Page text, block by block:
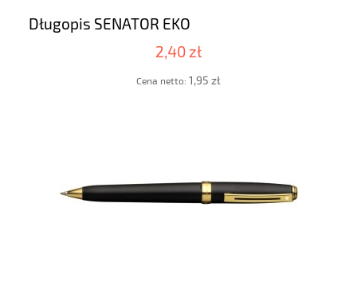
Długopis SENATOR EKO
2,40 zł
Cena netto: 1,95 zł